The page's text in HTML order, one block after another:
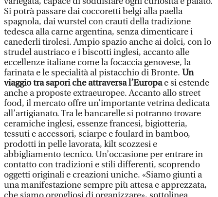
Si potrà passare dai coccoretti belgi alla paella
spagnola, dai wurstel con crauti della tradizione
tedesca alla carne argentina, senza dimenticare i
canederli tirolesi. Ampio spazio anche ai dolci, con lo
strudel austriaco e i biscotti inglesi, accanto alle
eccellenze italiane come la focaccia genovese, la
farinata e le specialità al pistacchio di Bronte. Un
viaggio tra sapori che attraversa l’Europae si estende
anche a proposte extraeuropee. Accanto allo street
food, il mercato offre un’importante vetrina dedicata
all’artigianato. Tra le bancarelle si potranno trovare
ceramiche inglesi, essenze francesi, bigiotteria,
tessuti e accessori, sciarpe e foulard in bamboo,
prodotti in pelle lavorata, kilt scozzesi e
abbigliamento tecnico. Un’occasione per entrare in
contatto con tradizioni e stili differenti, scoprendo
oggetti originali e creazioni uniche. «Siamo giunti a
una manifestazione sempre più attesa e apprezzata,